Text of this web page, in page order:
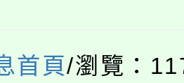
報名參加。
審查程序及
人才培育課程
首頁/瀏覽：